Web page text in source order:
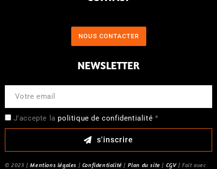
NOUS CONTACTER
NEWSLETTER
J'accepte la politique de confidentialité *
s'inscrire
© 2023 |Mentions légales | Confidentialité | Plan du site | CGV| Fait avec